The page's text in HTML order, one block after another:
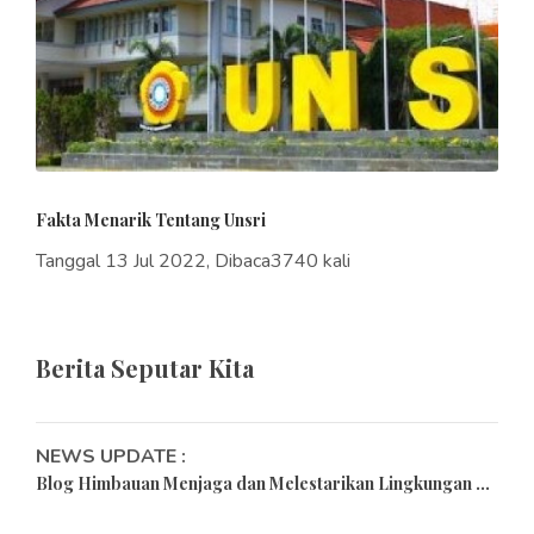
Fakta Menarik Tentang Unsri
Tanggal 13 Jul 2022, Dibaca3740 kali
Berita Seputar Kita
NEWS UPDATE :
Blog Himbauan Menjaga dan Melestarikan Lingkungan ...